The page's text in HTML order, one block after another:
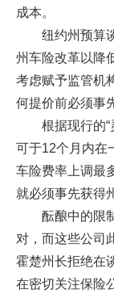
成本。
纽约州预算
州车险改革以降
考虑赋予监管机
何提价前必须事
根据现行的
可于12个月内在
车险费率上调最
就必须事先获得
酝酿中的限
对，而这些公司
霍楚州长拒绝在
在密切关注保险